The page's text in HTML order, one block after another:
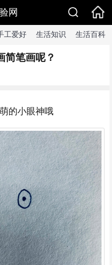
网
工爱好 生活知识 生活百科
简笔画呢？
的小眼神哦